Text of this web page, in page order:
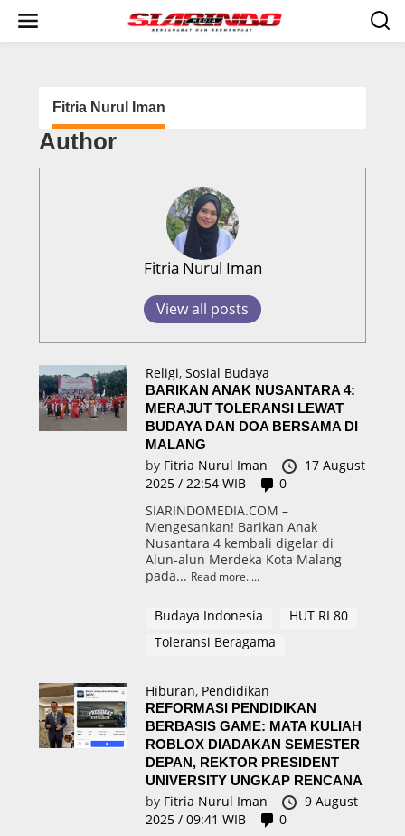
i
Fitria Nurul Iman
Author
Fitria Nurul Iman
View all posts
Religi, Sosial Budaya
BARIKAN ANAK NUSANTARA 4:
MERAJUT TOLERANSI LEWAT
BUDAYA DAN DOA BERSAMA DI
MALANG
by Fitria Nurul Iman
17 August
2025 / 22:54 WIB
0
SIARINDOMEDIA.COM –
Mengesankan! Barikan Anak
Nusantara 4 kembali digelar di
Alun-alun Merdeka Kota Malang
pada... Read more.
Budaya Indonesia
HUT RI 80
Toleransi Beragama
Hiburan, Pendidikan
REFORMASI PENDIDIKAN
BERBASIS GAME: MATA KULIAH
ROBLOX DIADAKAN SEMESTER
DEPAN, REKTOR PRESIDENT
UNIVERSITY UNGKAP RENCANA
by Fitria Nurul Iman
9 August
2025 / 09:41 WIB
0